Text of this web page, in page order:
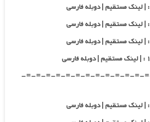
-=-=-=-=-=-=-=-=-=-=-=-=-